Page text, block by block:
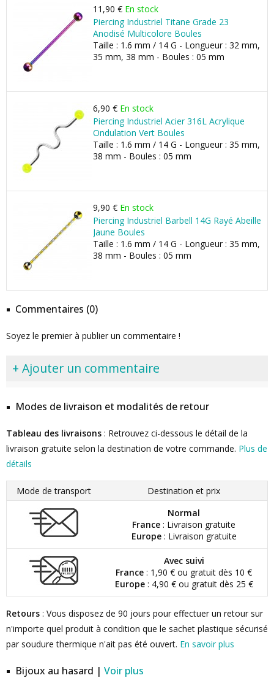
11,90 € En stock
Piercing Industriel Titane Grade 23
Anodisé Multicolore Boules
Taille : 1.6 mm / 14 G - Longueur : 32 mm,
35 mm, 38 mm - Boules : 05 mm
6,90 € En stock
Piercing Industriel Acier 316L Acrylique
Ondulation Vert Boules
Taille : 1.6 mm / 14 G - Longueur : 35 mm,
38 mm - Boules : 05 mm
9,90 € En stock
Piercing Industriel Barbell 14G Rayé Abeille
Jaune Boules
Taille : 1.6 mm / 14 G - Longueur : 35 mm,
38 mm - Boules : 05 mm
Commentaires (0)
Soyez le premier à publier un commentaire !
+ Ajouter un commentaire
Modes de livraison et modalités de retour
Tableau des livraisons : Retrouvez ci-dessous le détail de la
livraison gratuite selon la destination de votre commande. Plus de
détails
Mode de transport
Destination et prix
Normal
France : Livraison gratuite
Europe: Livraison gratuite
Avec suivi
France : 1,90 € ou gratuit dès 10 €
Europe: 4,90 € ou gratuit dès 25 €
Retours : Vous disposez de 90 jours pour effectuer un retour sur
n'importe quel produit à condition que le sachet plastique sécurisé
par soudure thermique n'ait pas été ouvert. En savoir plus
Bijoux au hasard | Voir plus